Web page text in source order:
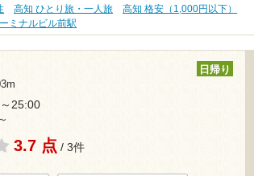
高知 ひとり旅・一人旅
高知 格安（1,000円以下）
ミナルビル前駅
日帰り
25:00
3.7 点 / 3件